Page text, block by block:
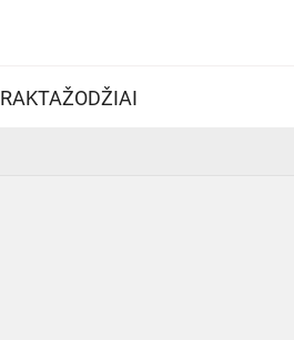
RAKTAŽODŽIAI